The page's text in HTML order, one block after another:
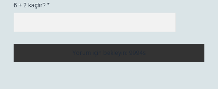
6 + 2 kaçtır? *